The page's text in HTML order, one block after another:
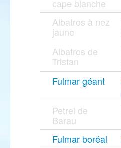
cape blanche
Albatros à nez
jaune
Albatros de
Tristan
Fulmar géant
Petrel de
Barau
Fulmar boréal